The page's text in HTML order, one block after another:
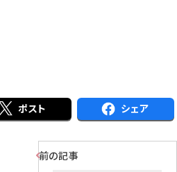
ポスト シェア
前の記事